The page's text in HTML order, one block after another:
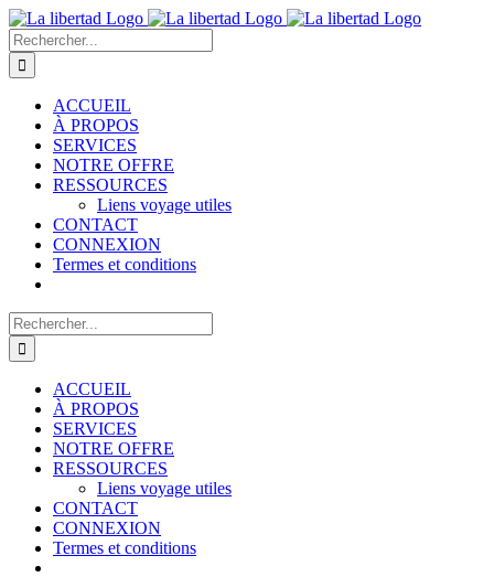
Passer
au
contenu
Rechercher:
ACCUEIL
À PROPOS
SERVICES
NOTRE OFFRE
RESSOURCES
Liens voyage utiles
CONTACT
CONNEXION
Termes et conditions
Rechercher:
ACCUEIL
À PROPOS
SERVICES
NOTRE OFFRE
RESSOURCES
Liens voyage utiles
CONTACT
CONNEXION
Termes et conditions